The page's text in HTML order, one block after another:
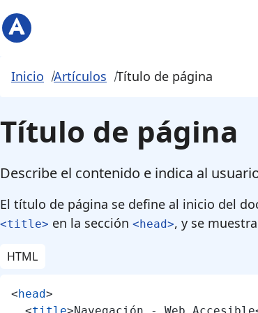
Saltar al contenido principal
Inicio Artículos Título de página
Título de página
Describe el contenido e indica al
El título de página se define al inicio del
<title> en la sección <head>, y se
HTML
<head>